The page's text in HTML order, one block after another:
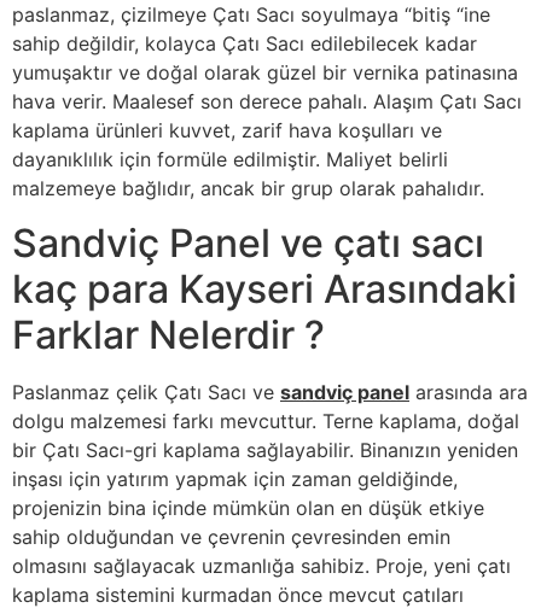
paslanmaz, çizilmeye Çatı Sacı soyulmaya “bitiş “ine
sahip değildir, kolayca Çatı Sacı edilebilecek kadar
yumuşaktır ve doğal olarak güzel bir vernika patinasına
hava verir. Maalesef son derece pahalı. Alaşım Çatı Sacı
kaplama ürünleri kuvvet, zarif hava koşulları ve
dayanıklılık için formüle edilmiştir. Maliyet belirli
malzemeye bağlıdır, ancak bir grup olarak pahalıdır.
Sandviç Panel ve çatı sacı
kaç para Kayseri Arasındaki
Farklar Nelerdir ?
Paslanmaz çelik Çatı Sacı ve sandviç panel arasında ara
dolgu malzemesi farkı mevcuttur. Terne kaplama, doğal
bir Çatı Sacı-gri kaplama sağlayabilir. Binanızın yeniden
inşası için yatırım yapmak için zaman geldiğinde,
projenizin bina içinde mümkün olan en düşük etkiye
sahip olduğundan ve çevrenin çevresinden emin
olmasını sağlayacak uzmanlığa sahibiz. Proje, yeni çatı
kaplama sistemini kurmadan önce mevcut çatıları